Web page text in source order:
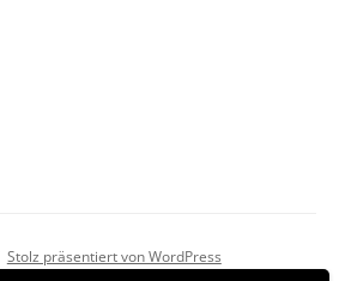
Stolz präsentiert von WordPress